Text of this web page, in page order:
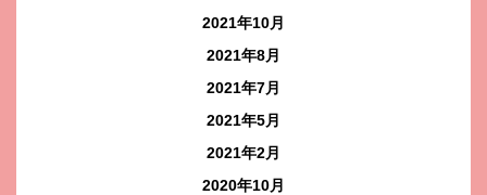
2021年10月
2021年8月
2021年7月
2021年5月
2021年2月
2020年10月